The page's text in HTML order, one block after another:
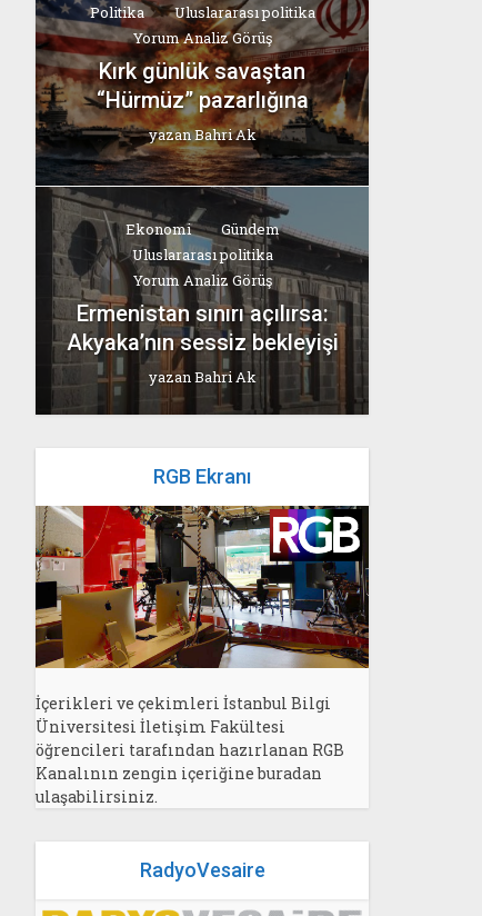
Politika
Uluslararası politika
Yorum Analiz Görüş
Kırk günlük savaştan
“Hürmüz” pazarlığına
yazanBahri Ak
Ekonomi
Gündem
Uluslararası politika
Yorum Analiz Görüş
Ermenistan sınırı açılırsa:
Akyaka’nın sessiz bekleyişi
yazanBahri Ak
RGB Ekranı
İçerikleri ve çekimleri İstanbul Bilgi
Üniversitesi İletişim Fakültesi
öğrencileri tarafından hazırlanan RGB
Kanalının zengin içeriğine buradan
ulaşabilirsiniz.
RadyoVesaire